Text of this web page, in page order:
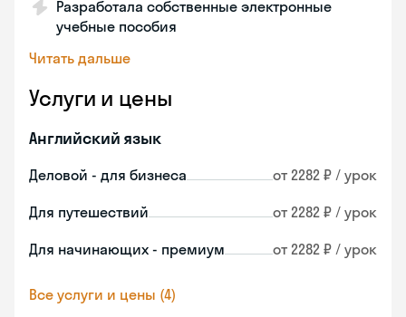
Разработала собственные электронные
учебные пособия
Читать дальше
Услуги и цены
Английский язык
Деловой - для бизнеса от 2282 ₽ / урок
Для путешествий от 2282 ₽ / урок
Для начинающих - премиум от 2282 ₽ / урок
Все услуги и цены (4)